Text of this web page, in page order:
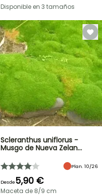
Disponible en 3 tamaños
Scleranthus uniflorus -
Musgo de Nueva Zelan…
Plan. 10/26
Desde5,90 €
Maceta de 8/9 cm